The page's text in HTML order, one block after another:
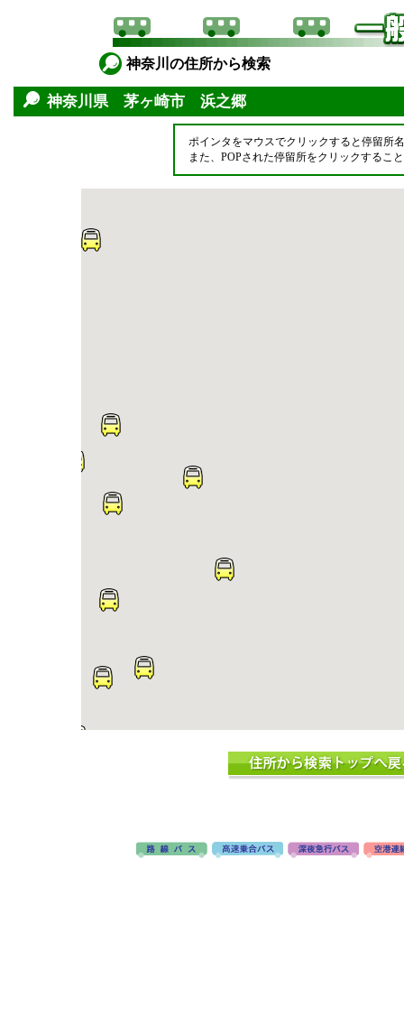
神奈川の住所から検索
神奈川県 茅ヶ崎市 浜之郷
ポインタをマウスでクリックすると停留所
また、POPされた停留所をクリックするこ